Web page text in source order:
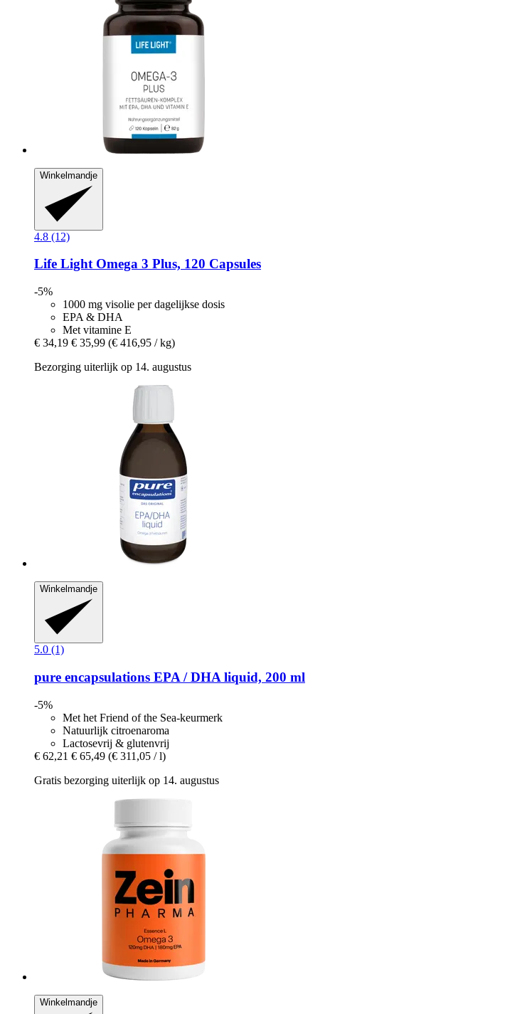
Winkelmandje
4.8 (12)
Life LightOmega 3 Plus, 120 Capsules
-5%
1000 mg visolie per dagelijkse dosis
EPA & DHA
Met vitamine E
€ 34,19 € 35,99 (€ 416,95 / kg)
Bezorging uiterlijk op 14. augustus
Winkelmandje
5.0 (1)
pure encapsulations EPA / DHA liquid, 200 ml
-5%
Met het Friend of the Sea-keurmerk
Natuurlijk citroenaroma
Lactosevrij & glutenvrij
€ 62,21 € 65,49 (€ 311,05 / l)
Gratis bezorging uiterlijk op 14. augustus
Winkelmandje